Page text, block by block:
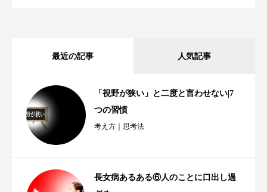
最近の記事 人気記事
「視野が狭い」と二度と言わせない|7
つの習慣
考え方｜思考法
長女病あるある⑥人のことに口出し過